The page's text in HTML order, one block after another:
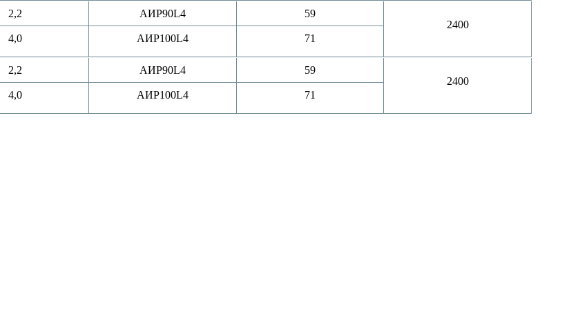
2,2
4,0
АИР90L4
АИР100L4
59
71
2400
2,2
4,0
АИР90L4
АИР100L4
59
71
2400